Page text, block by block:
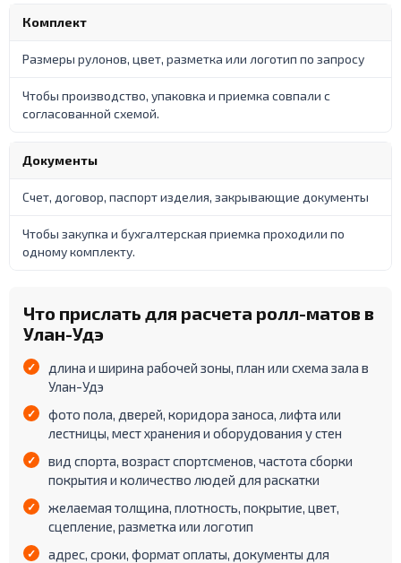
Комплект
Размеры рулонов, цвет, разметка или логотип по запросу
Чтобы производство, упаковка и приемка совпали с
согласованной схемой.
Документы
Счет, договор, паспорт изделия, закрывающие документы
Чтобы закупка и бухгалтерская приемка проходили по
одному комплекту.
Что прислать для расчета ролл-матов в
Улан-Удэ
длина и ширина рабочей зоны, план или схема зала в
Улан-Удэ
фото пола, дверей, коридора заноса, лифта или
лестницы, мест хранения и оборудования у стен
вид спорта, возраст спортсменов, частота сборки
покрытия и количество людей для раскатки
желаемая толщина, плотность, покрытие, цвет,
сцепление, разметка или логотип
адрес, сроки, формат оплаты, документы для